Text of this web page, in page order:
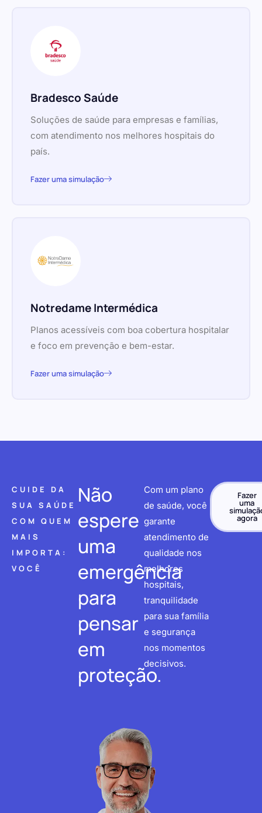
Bradesco Saúde
Soluções de saúde para empresas e famílias,
com atendimento nos melhores hospitais do
país.
Fazer uma simulação
Notredame Intermédica
Planos acessíveis com boa cobertura hospitalar
e foco em prevenção e bem-estar.
Fazer uma simulação
CUIDE DA
SUA SAÚDE
COM QUEM
MAIS
IMPORTA:
VOCÊ
Não
espere
uma
emergência
para
pensar
em
proteção.
Com um plano
de saúde, você
garante
atendimento de
qualidade nos
melhores
hospitais,
tranquilidade
para sua família
e segurança
nos momentos
decisivos.
Fazer
uma
agora